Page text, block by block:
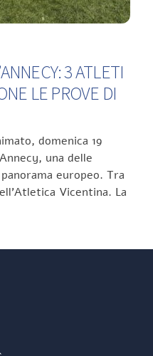
3 ATLETI
LE PROVE DI
domenica 19
una delle
europeo. Tra
Vicentina. La